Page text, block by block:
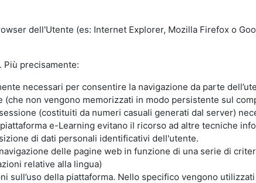
dell'Utente (es: Internet Explorer, Mozilla Firefox o
Più precisamente:
necessari per consentire la navigazione da parte
non vengono memorizzati in modo persistente sul
(costituiti da numeri casuali generati dal server)
e-Learning evitano il ricorso ad altre tecniche
di dati personali identificativi dell'utente.
delle pagine web in funzione di una serie di
relative alla lingua)
della piattaforma. Nello specifico vengono